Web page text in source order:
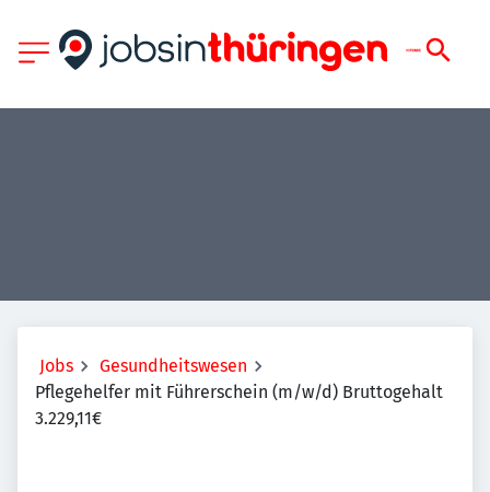
Jobs
Gesundheitswesen
Pflegehelfer mit Führerschein (m/w/d) Bruttogehalt
3.229,11€